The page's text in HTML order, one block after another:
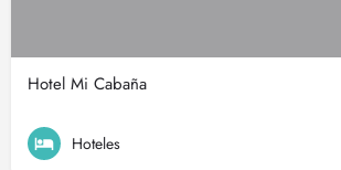
Hotel Mi Cabaña
Hoteles